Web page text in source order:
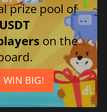
prize pool of
on the
WIN BIG!